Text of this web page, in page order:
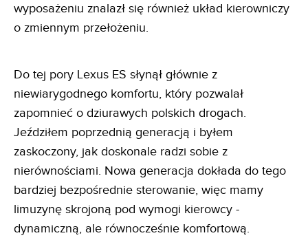
wyposażeniu znalazł się również układ kierowniczy
o zmiennym przełożeniu.
Do tej pory Lexus ES słynął głównie z
niewiarygodnego komfortu, który pozwalał
zapomnieć o dziurawych polskich drogach.
Jeździłem poprzednią generacją i byłem
zaskoczony, jak doskonale radzi sobie z
nierównościami. Nowa generacja dokłada do tego
bardziej bezpośrednie sterowanie, więc mamy
limuzynę skrojoną pod wymogi kierowcy -
dynamiczną, ale równocześnie komfortową.